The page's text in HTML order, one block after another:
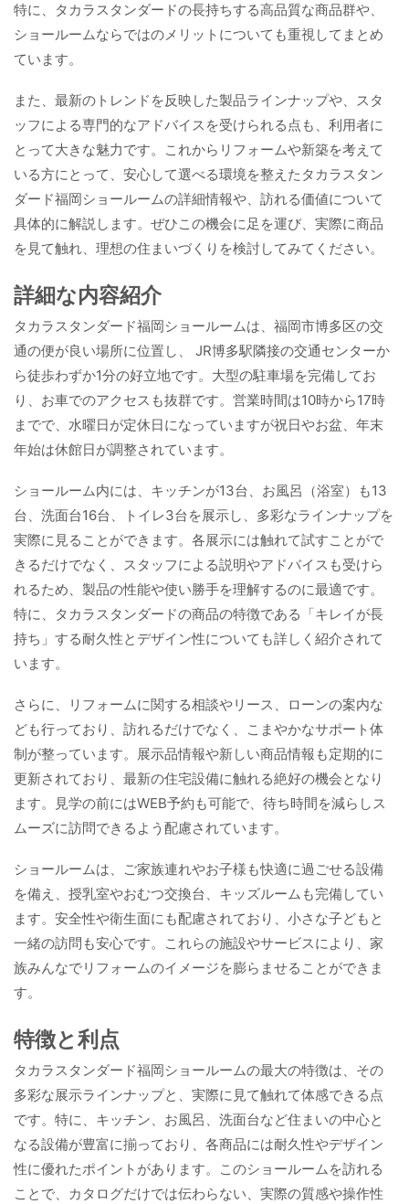
特に、タカラスタンダードの長持ちする高品質な商品群や、
ショールームならではのメリットについても重視してまとめ
ています。
また、最新のトレンドを反映した製品ラインナップや、スタ
ッフによる専門的なアドバイスを受けられる点も、利用者に
とって大きな魅力です。これからリフォームや新築を考えて
いる方にとって、安心して選べる環境を整えたタカラスタン
ダード福岡ショールームの詳細情報や、訪れる価値について
具体的に解説します。ぜひこの機会に足を運び、実際に商品
を見て触れ、理想の住まいづくりを検討してみてください。
詳細な内容紹介
タカラスタンダード福岡ショールームは、福岡市博多区の交
通の便が良い場所に位置し、 JR博多駅隣接の交通センターか
ら徒歩わずか1分の好立地です。大型の駐車場を完備してお
り、お車でのアクセスも抜群です。営業時間は10時から17時
までで、水曜日が定休日になっていますが祝日やお盆、年末
年始は休館日が調整されています。
ショールーム内には、キッチンが13台、お風呂（浴室）も13
台、洗面台16台、トイレ3台を展示し、多彩なラインナップを
実際に見ることができます。各展示には触れて試すことがで
きるだけでなく、スタッフによる説明やアドバイスも受けら
れるため、製品の性能や使い勝手を理解するのに最適です。
特に、タカラスタンダードの商品の特徴である「キレイが長
持ち」する耐久性とデザイン性についても詳しく紹介されて
います。
さらに、リフォームに関する相談やリース、ローンの案内な
ども行っており、訪れるだけでなく、こまやかなサポート体
制が整っています。展示品情報や新しい商品情報も定期的に
更新されており、最新の住宅設備に触れる絶好の機会となり
ます。見学の前にはWEB予約も可能で、待ち時間を減らしス
ムーズに訪問できるよう配慮されています。
ショールームは、ご家族連れやお子様も快適に過ごせる設備
を備え、授乳室やおむつ交換台、キッズルームも完備してい
ます。安全性や衛生面にも配慮されており、小さな子どもと
一緒の訪問も安心です。これらの施設やサービスにより、家
族みんなでリフォームのイメージを膨らませることができま
す。
特徴と利点
タカラスタンダード福岡ショールームの最大の特徴は、その
多彩な展示ラインナップと、実際に見て触れて体感できる点
です。特に、キッチン、お風呂、洗面台など住まいの中心と
なる設備が豊富に揃っており、各商品には耐久性やデザイン
性に優れたポイントがあります。このショールームを訪れる
ことで、カタログだけでは伝わらない、実際の質感や操作性